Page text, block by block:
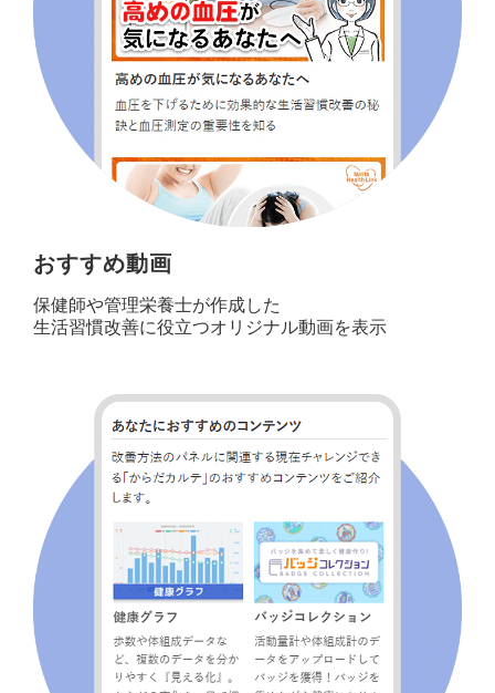
おすすめ動画
保健師や管理栄養士が作成した
生活習慣改善に役立つオリジナル動画を表示